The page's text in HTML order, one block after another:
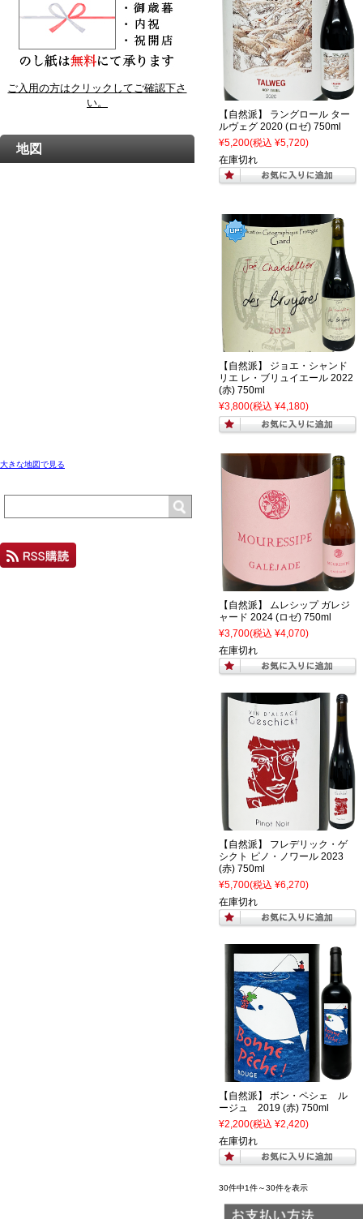
【自然派】 ラングロール ター
ルヴェグ 2020 (ロゼ) 750ml
¥5,200(税込 ¥5,720)
在庫切れ
【自然派】 ジョエ・シャンド
リエ レ・ブリュイエール 2022
(赤) 750ml
¥3,800(税込 ¥4,180)
【自然派】 ムレシップ ガレジ
ャード 2024 (ロゼ) 750ml
¥3,700(税込 ¥4,070)
在庫切れ
【自然派】 フレデリック・ゲ
シクト ピノ・ノワール 2023
(赤) 750ml
¥5,700(税込 ¥6,270)
在庫切れ
【自然派】 ボン・ペシェ ル
ージュ 2019 (赤) 750ml
¥2,200(税込 ¥2,420)
在庫切れ
30件中1件～30件を表示
ご入用の方はクリックしてご確認下さ
い。
地図
大きな地図で見る